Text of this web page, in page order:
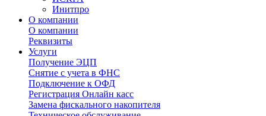
Инитпро
О компании
О компании
Реквизиты
Услуги
Получение ЭЦП
Снятие с учета в ФНС
Подключение к ОФД
Регистрация Онлайн касс
Замена фискального накопителя